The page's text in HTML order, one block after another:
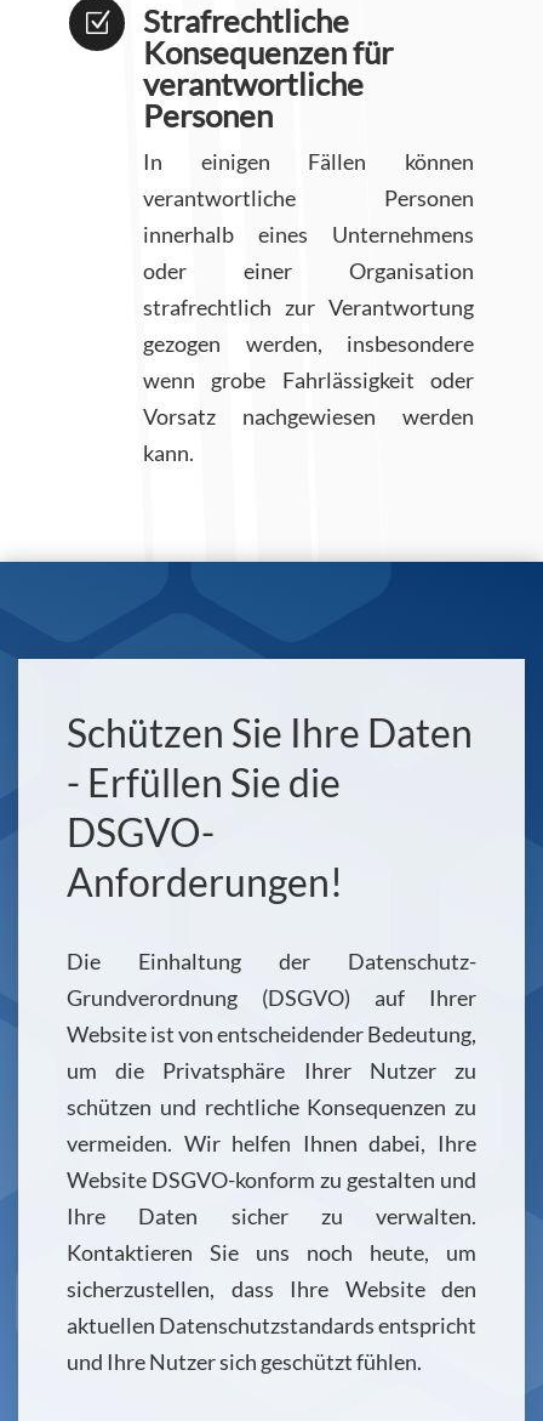
Z
Strafrechtliche
Konsequenzen für
verantwortliche
Personen
In einigen Fällen können
verantwortliche Personen
innerhalb eines Unternehmens
oder einer Organisation
strafrechtlich zur Verantwortung
gezogen werden, insbesondere
wenn grobe Fahrlässigkeit oder
Vorsatz nachgewiesen werden
kann.
Schützen Sie Ihre Daten
- Erfüllen Sie die
DSGVO-
Anforderungen!
Die Einhaltung der Datenschutz-
Grundverordnung (DSGVO) auf Ihrer
Website ist von entscheidender Bedeutung,
um die Privatsphäre Ihrer Nutzer zu
schützen und rechtliche Konsequenzen zu
vermeiden. Wir helfen Ihnen dabei, Ihre
Website DSGVO-konform zu gestalten und
Ihre Daten sicher zu verwalten.
Kontaktieren Sie uns noch heute, um
sicherzustellen, dass Ihre Website den
aktuellen Datenschutzstandards entspricht
und Ihre Nutzer sich geschützt fühlen.